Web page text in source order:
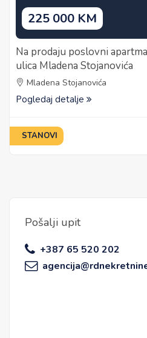
225 000 KM
Na prodaju poslovni
ulica Mladena Stojanovića
Mladena Stojanovića
Pogledaj detalje
STANOVI
Pošalji upit
+387 65 520 202